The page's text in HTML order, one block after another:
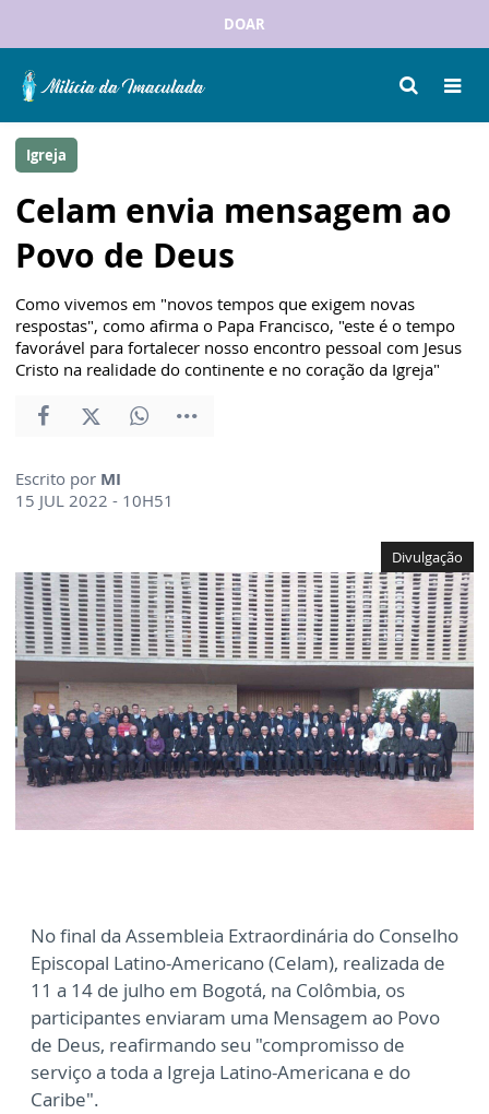
DOAR
Igreja
Celam envia mensagem ao
Povo de Deus
Como vivemos em "novos tempos que exigem novas
respostas", como afirma o Papa Francisco, "este é o tempo
favorável para fortalecer nosso encontro pessoal com Jesus
Cristo na realidade do continente e no coração da Igreja"
Escrito por MI
15 JUL 2022 - 10H51
Divulgação
No final da Assembleia Extraordinária do Conselho
Episcopal Latino-Americano (Celam), realizada de
11 a 14 de julho em Bogotá, na Colômbia, os
participantes enviaram uma Mensagem ao Povo
de Deus, reafirmando seu "compromisso de
serviço a toda a Igreja Latino-Americana e do
Caribe".